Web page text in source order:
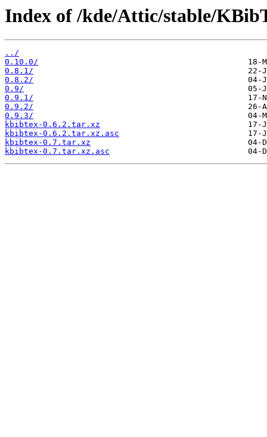
Index of /kde/Attic/stable/
../
0.10.0/
0.8.1/
0.8.2/
0.9/
0.9.1/
0.9.2/
0.9.3/
kbibtex-0.6.2.tar.xz
kbibtex-0.6.2.tar.xz.asc
kbibtex-0.7.tar.xz
kbibtex-0.7.tar.xz.asc